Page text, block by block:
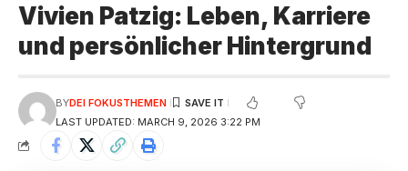
Vivien Patzig: Leben, Karriere
und persönlicher Hintergrund
LAST UPDATED: MARCH 9, 2026 3:22 PM
BYDEI FOKUSTHEMEN